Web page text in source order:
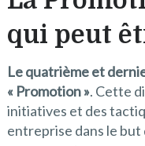
qui peut
Le quatrième et
« Promotion ». Cette
initiatives et des
entreprise dans le but